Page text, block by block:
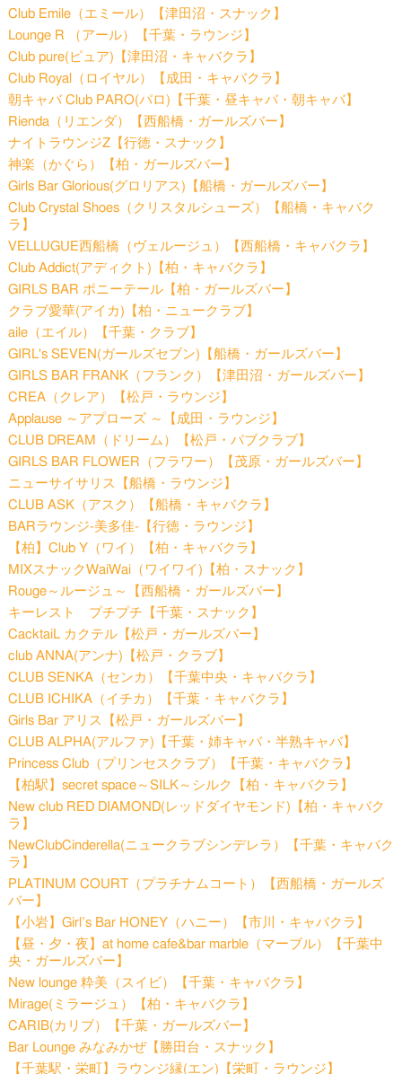
Club Emile（エミール）【津田沼・スナック】
Lounge R （アール）【千葉・ラウンジ】
Club pure(ピュア)【津田沼・キャバクラ】
Club Royal（ロイヤル）【成田・キャバクラ】
朝キャバ Club PARO(パロ)【千葉・昼キャバ・朝キャバ】
Rienda（リエンダ）【西船橋・ガールズバー】
ナイトラウンジZ【行徳・スナック】
神楽（かぐら）【柏・ガールズバー】
Girls Bar Glorious(グロリアス)【船橋・ガールズバー】
Club Crystal Shoes（クリスタルシューズ）【船橋・キャバク
ラ】
VELLUGUE西船橋（ヴェルージュ）【西船橋・キャバクラ】
Club Addict(アディクト)【柏・キャバクラ】
GIRLS BAR ポニーテール【柏・ガールズバー】
クラブ愛華(アイカ)【柏・ニュークラブ】
aile（エイル）【千葉・クラブ】
GIRL's SEVEN(ガールズセブン)【船橋・ガールズバー】
GIRLS BAR FRANK（フランク）【津田沼・ガールズバー】
CREA（クレア）【松戸・ラウンジ】
Applause ～アプローズ ～【成田・ラウンジ】
CLUB DREAM（ドリーム）【松戸・パブクラブ】
GIRLS BAR FLOWER（フラワー）【茂原・ガールズバー】
ニューサイサリス【船橋・ラウンジ】
CLUB ASK（アスク）【船橋・キャバクラ】
BARラウンジ-美多佳-【行徳・ラウンジ】
【柏】Club Y（ワイ）【柏・キャバクラ】
MIXスナックWaiWai（ワイワイ)【柏・スナック】
Rouge～ルージュ～【西船橋・ガールズバー】
キーレスト プチプチ【千葉・スナック】
CacktaiL カクテル【松戸・ガールズバー】
club ANNA(アンナ)【松戸・クラブ】
CLUB SENKA（センカ）【千葉中央・キャバクラ】
CLUB ICHIKA（イチカ）【千葉・キャバクラ】
Girls Bar アリス【松戸・ガールズバー】
CLUB ALPHA(アルファ)【千葉・姉キャバ・半熟キャバ】
Princess Club（プリンセスクラブ）【千葉・キャバクラ】
【柏駅】secret space～SILK～シルク【柏・キャバクラ】
New club RED DIAMOND(レッドダイヤモンド)【柏・キャバク
ラ】
NewClubCinderella(ニュークラブシンデレラ）【千葉・キャバク
ラ】
PLATINUM COURT（プラチナムコート）【西船橋・ガールズ
バー】
【小岩】Girl’s Bar HONEY（ハニー）【市川・キャバクラ】
【昼・夕・夜】at home cafe&bar marble（マーブル）【千葉中
央・ガールズバー】
New lounge 粋美（スイビ）【千葉・キャバクラ】
Mirage(ミラージュ）【柏・キャバクラ】
CARIB(カリブ）【千葉・ガールズバー】
Bar Lounge みなみかぜ【勝田台・スナック】
【千葉駅・栄町】ラウンジ縁(エン)【栄町・ラウンジ】